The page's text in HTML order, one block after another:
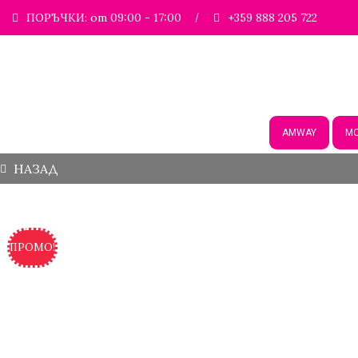
ПОРЪЧКИ: от 09:00 - 17:00 +359 888 205 722
AMWAY
НАЗАД
ПРОМО!